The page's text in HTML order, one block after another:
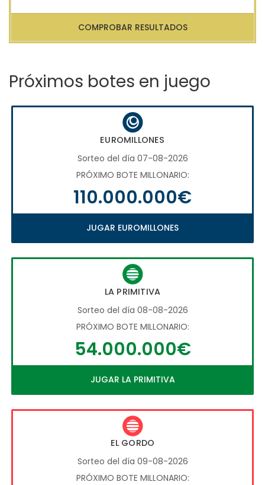
COMPROBAR RESULTADOS
Próximos botes en juego
EUROMILLONES
Sorteo del día 07-08-2026
PRÓXIMO BOTE MILLONARIO:
110.000.000€
JUGAR EUROMILLONES
LA PRIMITIVA
Sorteo del día 08-08-2026
PRÓXIMO BOTE MILLONARIO:
54.000.000€
JUGAR LA PRIMITIVA
EL GORDO
Sorteo del día 09-08-2026
PRÓXIMO BOTE MILLONARIO: